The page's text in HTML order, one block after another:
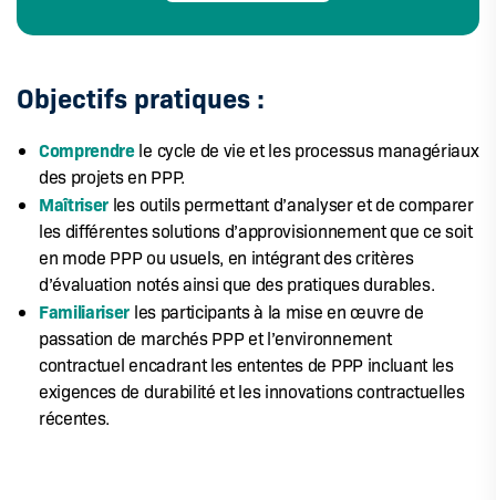
Objectifs pratiques :
Comprendrele cycle de vie et les processus managériaux
des projets en PPP.
Maîtriser les outils permettant d’analyser et de comparer
les différentes solutions d’approvisionnement que ce soit
en mode PPP ou usuels, en intégrant des critères
d’évaluation notés ainsi que des pratiques durables.
Familiariser les participants à la mise en œuvre de
passation de marchés PPP et l’environnement
contractuel encadrant les ententes de PPP incluant les
exigences de durabilité et les innovations contractuelles
récentes.